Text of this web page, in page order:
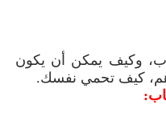
وكيف يمكن أن يكون
كيف تحمي نفسك.